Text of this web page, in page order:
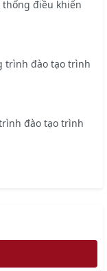
thống điều khiển
trình đào tạo trình
đào tạo trình